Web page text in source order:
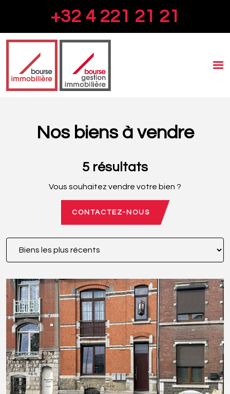
+32 4 221 21 21
Nos biens à vendre
5 résultats
Vous souhaitez vendre votre bien ?
CONTACTEZ-NOUS